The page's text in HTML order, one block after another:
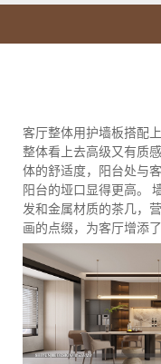
客厅整体用护墙板搭配
整体看上去高级又有质
体的舒适度，阳台处与
阳台的垭口显得更高。
发和金属材质的茶几，
画的点缀，为客厅增添